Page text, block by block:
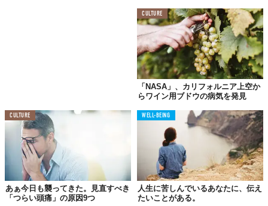
で、フラストレーションが減少する。そし
て、物事により没頭でき、頭がすっきりし、集中力と肯定的な感
情を高めることができる。
04.
睡眠特性が改善する
森林の中で二時間ウォーキングすると睡眠特性を改善させること
CULTURE
「NASA」、カリフォルニア上空か
らワイン用ブドウの病気を発見
CULTURE
あぁ今日も襲ってきた。見直すべき
「つらい頭痛」の原因9つ
WELL-BEING
人生に苦しんでいるあなたに、伝え
たいことがある。